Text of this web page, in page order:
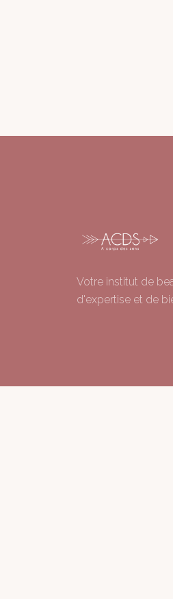
Votre institut de
d'expertise et de